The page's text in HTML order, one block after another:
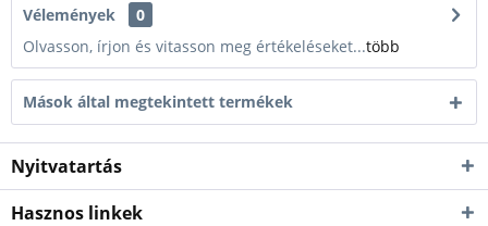
Vélemények
0
Olvasson, írjon és vitasson meg értékeléseket...több
Mások által megtekintett termékek
Nyitvatartás
Hasznos linkek